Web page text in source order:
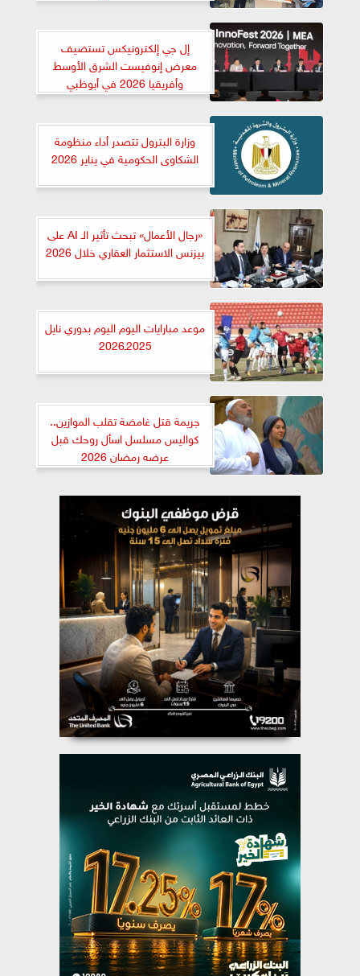
إل جي إلكترونيكس تستضيف
معرض إنوفيست الشرق الأوسط
وأفريقيا 2026 في أبوظبي
وزارة البترول تتصدر أداء منظومة
الشكاوى الحكومية في يناير 2026
«رجال الأعمال» تبحث تأثير الـ AI على
بيزنس الاستثمار العقاري خلال 2026
موعد مبارايات اليوم اليوم بدوري نايل
2025ـ2026
جريمة قتل غامضة تقلب الموازين..
كواليس مسلسل اسأل روحك قبل
عرضه رمضان 2026